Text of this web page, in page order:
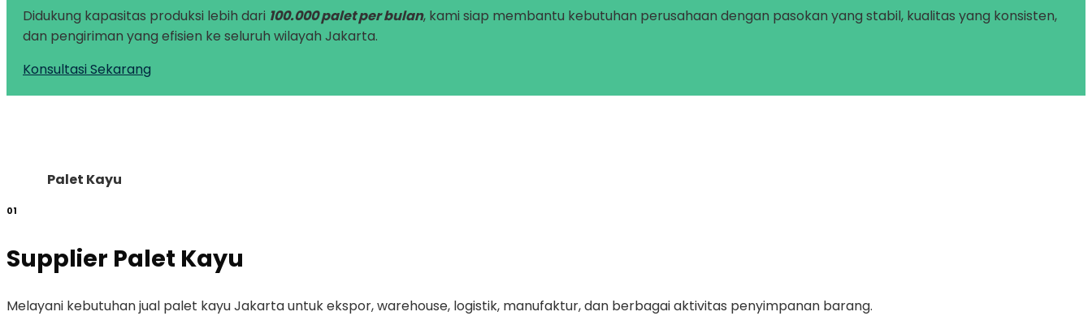
Palet Kayu
Didukung kapasitas produksi lebih dari 100.000 palet per bulan, kami siap membantu kebutuhan perusahaan dengan pasokan yang stabil, kualitas yang konsisten,
dan pengiriman yang efisien ke seluruh wilayah Jakarta.
Konsultasi Sekarang
01
Supplier Palet Kayu
Melayani kebutuhan jual palet kayu Jakarta untuk ekspor, warehouse, logistik, manufaktur, dan berbagai aktivitas penyimpanan barang.